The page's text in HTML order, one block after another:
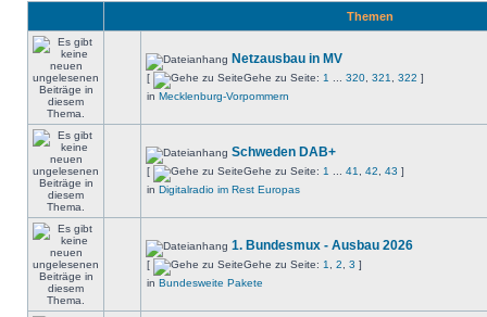
Themen
Netzausbau in MV
[ Gehe zu Seite: 1 320 321 322 ]
in Mecklenburg-Vorpommern
Schweden DAB+
[ Gehe zu Seite: 1 41 42 43 ]
in Digitalradio im Rest Europas
1. Bundesmux - Ausbau 2026
[ Gehe zu Seite: 1 2 3 ]
in Bundesweite Pakete